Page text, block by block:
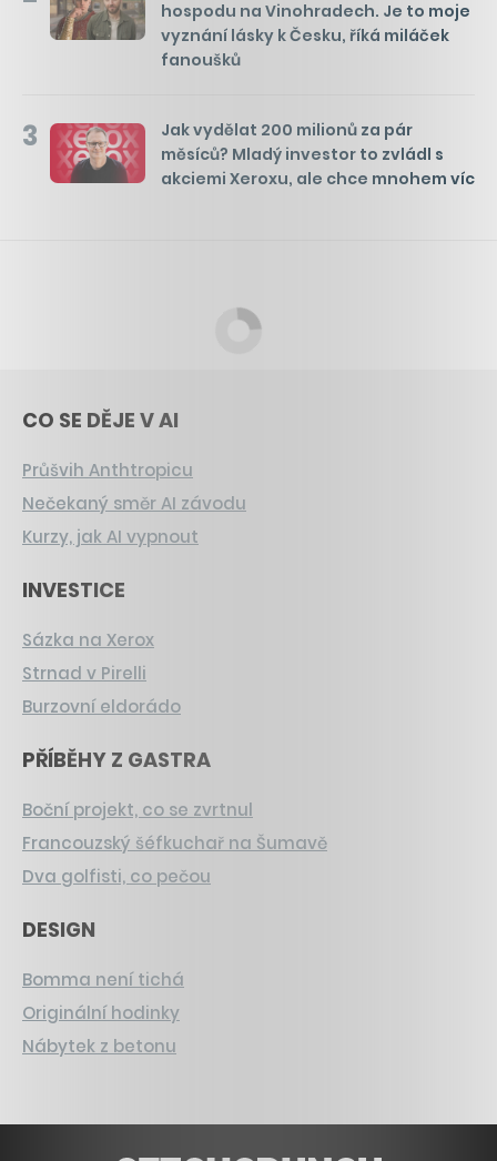
hospodu na Vinohradech. Je to moje
vyznání lásky k Česku, říká miláček
fanoušků
3
Jak vydělat 200 milionů za pár
měsíců? Mladý investor to zvládl s
akciemi Xeroxu, ale chce mnohem víc
CO SE DĚJE V AI
Průšvih Anthtropicu
Nečekaný směr AI závodu
Kurzy, jak AI vypnout
INVESTICE
Sázka na Xerox
Strnad v Pirelli
Burzovní eldorádo
PŘÍBĚHY Z GASTRA
Boční projekt, co se zvrtnul
Francouzský šéfkuchař na Šumavě
Dva golfisti, co pečou
DESIGN
Bomma není tichá
Originální hodinky
Nábytek z betonu